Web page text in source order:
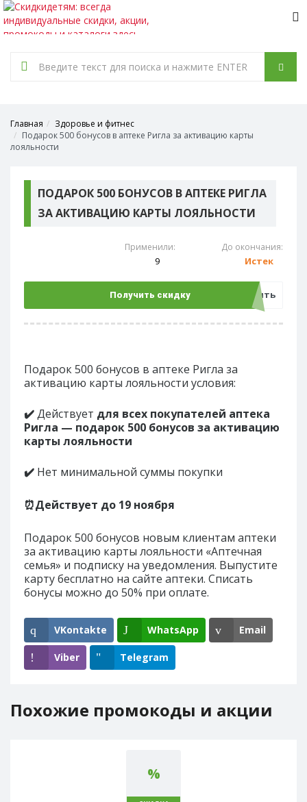
Главная
Здоровье и фитнес
Подарок 500 бонусов в аптеке Ригла за активацию карты
лояльности
ПОДАРОК 500 БОНУСОВ В АПТЕКЕ РИГЛА
ЗА АКТИВАЦИЮ КАРТЫ ЛОЯЛЬНОСТИ
Применили:
9
До окончания:
Истек
Получить скидку Открыть
Подарок 500 бонусов в аптеке Ригла за
активацию карты лояльности условия:
✔Действует для всех покупателей аптека
Ригла — подарок 500 бонусов за активацию
карты лояльности
✔ Нет минимальной суммы покупки
⏰Действует до 19 ноября
Подарок 500 бонусов новым клиентам аптеки
за активацию карты лояльности «Аптечная
семья» и подписку на уведомления. Выпустите
карту бесплатно на сайте аптеки. Списать
бонусы можно до 50% при оплате.
VKontakte WhatsApp Email
Viber Telegram
Похожие промокоды и акции
%